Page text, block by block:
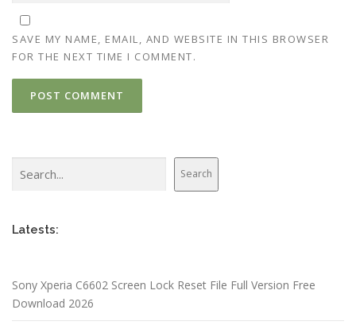
SAVE MY NAME, EMAIL, AND WEBSITE IN THIS BROWSER
FOR THE NEXT TIME I COMMENT.
Search
Latests:
Sony Xperia C6602 Screen Lock Reset File Full Version Free
Download 2026